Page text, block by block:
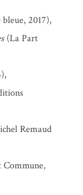
2017),
(La Part
Remaud